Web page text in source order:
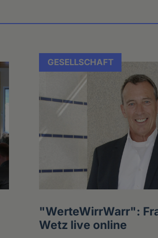
GESELLSCHAFT
"WerteWirrWarr":
Wetz live online